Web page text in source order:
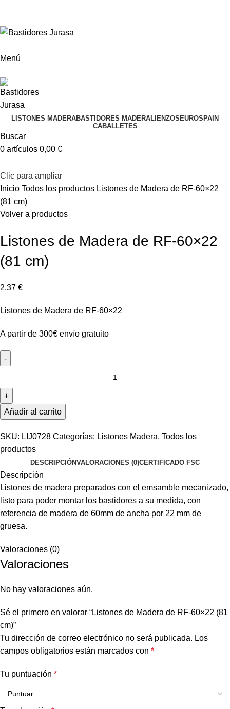
Menú
LISTONES MADERABASTIDORES MADERALIENZOS EUROSPAIN
CABALLETES
Buscar
0 artículos 0,00 €
Clic para ampliar
Inicio Todos los productos Listones de Madera de RF-60×22
(81 cm)
Volver a productos
Listones de Madera de RF-60×22
(81 cm)
2,37 €
Listones de Madera de RF-60×22
A partir de 300€ envío gratuito
Madera
de
60x22
(81
cantidad
Añadir al carrito
SKU: LIJ0728 Categorías: Listones Madera, Todos los
productos
DESCRIPCIÓNVALORACIONES (0)CERTIFICADO FSC
Descripción
Listones de madera preparados con el emsamble mecanizado,
listo para poder montar los bastidores a su medida, con
referencia de madera de 60mm de ancha por 22 mm de
gruesa.
Valoraciones (0)
Valoraciones
No hay valoraciones aún.
Sé el primero en valorar “Listones de Madera de RF-60×22 (81
cm)”
Tu dirección de correo electrónico no será publicada. Los
campos obligatorios están marcados con *
Tu puntuación *